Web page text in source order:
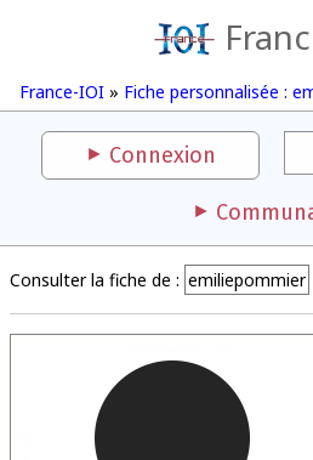
France-IOI » Fiche personnalisée :
Connexion
Consulter la fiche de :